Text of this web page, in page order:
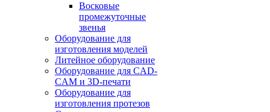
Восковые
промежуточные
звенья
Оборудование для
изготовления моделей
Литейное оборудование
Оборудование для CAD-
CAM и 3D-печати
Оборудование для
изготовления протезов